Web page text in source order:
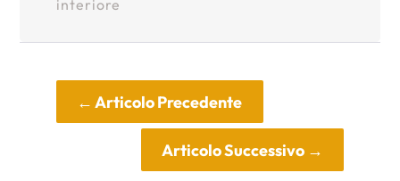
interiore
←Articolo Precedente
Articolo Successivo→